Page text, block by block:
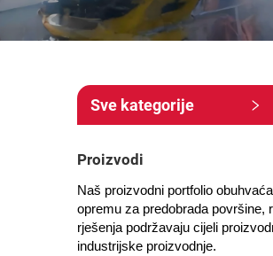
Sve kategorije
Proizvodi
Naš proizvodni portfolio
opremu za predobrada površine,
rješenja podržavaju cijeli
industrijske proizvodnje.